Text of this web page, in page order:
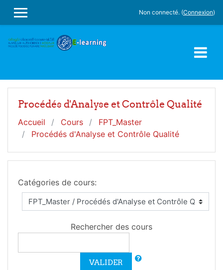
PANNEAU LATÉRAL
Non connecté. (Connexion)
Procédés d'Analyse et Contrôle Qualité
Accueil Cours
FPT_Master
Procédés d'Analyse et Contrôle Qualité
Catégories de cours:
Rechercher des cours
VALIDER